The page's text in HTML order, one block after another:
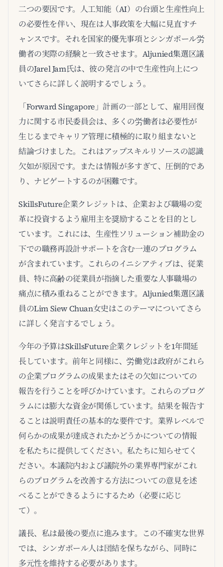
二つの要因です。人工知能（AI）の台頭と生産性向上
の必要性を伴い、現在は人事政策を大幅に見直すチ
ャンスです。それを国家的優先事項とシンガポール労
働者の実際の経験と一致させます。Aljunied集選区議
員のJarel Jam氏は、彼の発言の中で生産性向上につ
いてさらに詳しく説明するでしょう。
「Forward Singapore」計画の一部として、雇用回復
力に関する市民委員会は、多くの労働者は必要性が
生じるまでキャリア管理に積極的に取り組まないと
結論づけました。これはアップスキルリソースの認識
欠如が原因です。または情報が多すぎて、圧倒的であ
り、ナビゲートするのが困難です。
SkillsFuture企業クレジットは、企業および職場の変
革に投資するよう雇用主を奨励することを目的とし
ています。これには、生産性ソリューション補助金の
下での職務再設計サポートを含む一連のプログラム
が含まれています。これらのイニシアティブは、従業
員、特に高齢の従業員が指摘した重要な人事職場の
痛点に積み重ねることができます。Aljunied集選区議
員のLim Siew Chuan女史はこのテーマについてさら
に詳しく発言するでしょう。
今年の予算はSkillsFuture企業クレジットを1年間延
長しています。前年と同様に、労働党は政府がこれら
の企業プログラムの成果またはその欠如についての
報告を行うことを呼びかけています。これらのプログ
ラムには膨大な資金が関係しています。結果を報告す
ることは説明責任の基本的な要件です。業界レベルで
何らかの成果が達成されたかどうかについての情報
を私たちに提供してください。私たちに知らせてく
ださい。本議院内および議院外の業界専門家がこれ
らのプログラムを改善する方法についての意見を述
べることができるようにするため（必要に応じ
て）。
議長、私は最後の要点に進みます。この不確実な世界
では、シンガポール人は団結を保ちながら、同時に
多元性を維持する必要があります。